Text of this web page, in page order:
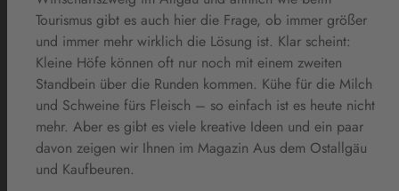
Tourismus gibt es auch hier die Frage, ob immer größer
und immer mehr wirklich die Lösung ist. Klar scheint:
Kleine Höfe können oft nur noch mit einem zweiten
Standbein über die Runden kommen. Kühe für die Milch
und Schweine fürs Fleisch – so einfach ist es heute nicht
mehr. Aber es gibt es viele kreative Ideen und ein paar
davon zeigen wir Ihnen im Magazin Aus dem Ostallgäu
und Kaufbeuren.